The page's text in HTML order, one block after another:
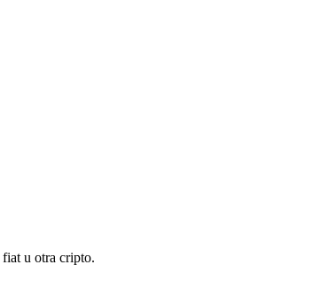
u otra cripto.